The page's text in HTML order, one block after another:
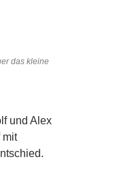
das kleine
und Alex
mit